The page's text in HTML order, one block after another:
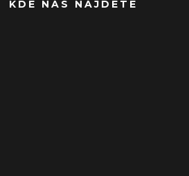
KDE NÁS NÁJDETE